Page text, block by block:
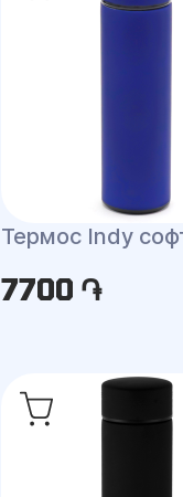
Термос Indy
7700 ֏